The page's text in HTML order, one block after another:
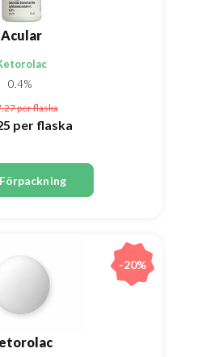
Acular
0.4%
per flaska
per flaska
-20%